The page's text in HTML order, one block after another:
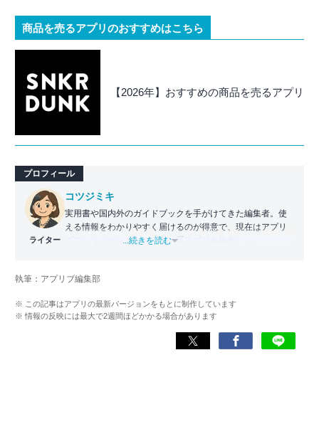
商品を売るアプリのおすすめはこちら
【2026年】おすすめの商品を売るアプリ
プロフィール
ライター
コツジミキ
実用書や国内外のガイドブックを手がけてきた編集者。使
える情報をわかりやすく届けるのが得意で、現在はアプリ
ブでショッピング・クーポン系アプリを担当。
ユーザー目線で「本当に役立つアプリ」を紹介している。
...続きを読む
執筆：アプリブ編集部
※ この記事はアプリの最新バージョンをもとに制作しています
※ 情報の反映には最大で2週間ほどかかる場合があります